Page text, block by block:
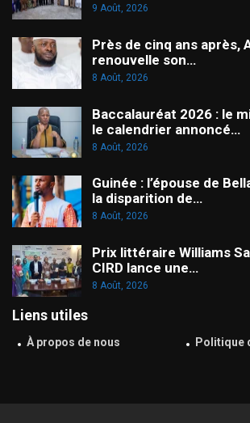
9 Août, 2026
Près de cinq ans après,
renouvelle son…
8 Août, 2026
Baccalauréat 2026 : le
le calendrier annoncé…
8 Août, 2026
Guinée : l’épouse de
la disparition de…
8 Août, 2026
Prix littéraire Williams
CIRD lance une…
8 Août, 2026
Liens utiles
À propos de nous Politique